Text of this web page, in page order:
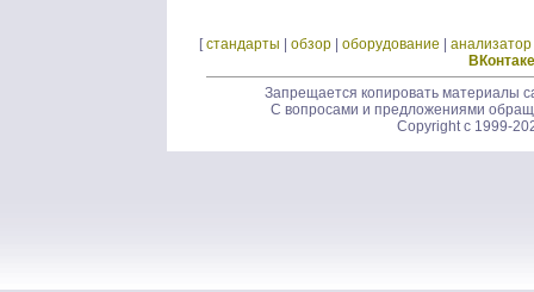
[стандарты обзор оборудование анализатор
ВКонтаке
Запрещается копировать материалы
С вопросами и предложениями
Copyright c 1999-